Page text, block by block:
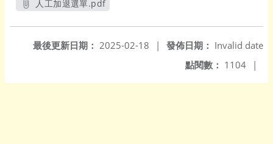
人工加退選單.pdf
發佈日期： Invalid date
最後更新日期： 2025-02-18
|
點閱數： 1104 |